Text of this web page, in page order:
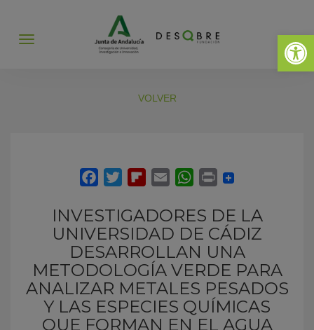
Abrir
Abrir
VOLVER
INVESTIGADORES DE LA
UNIVERSIDAD DE CÁDIZ
DESARROLLAN UNA
METODOLOGÍA VERDE PARA
ANALIZAR METALES PESADOS
Y LAS ESPECIES QUÍMICAS
QUE FORMAN EN EL AGUA